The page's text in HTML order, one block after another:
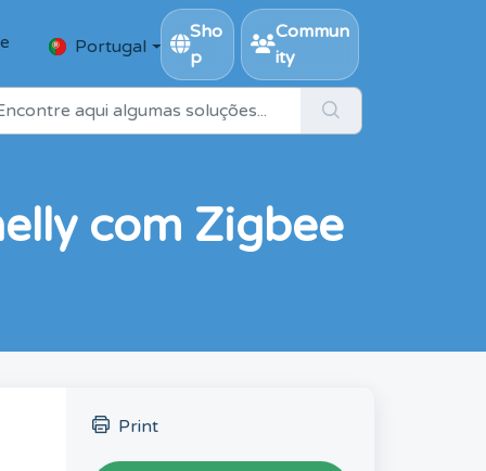
Portugal
Sho
p
Commun
ity
com Zigbee
Print